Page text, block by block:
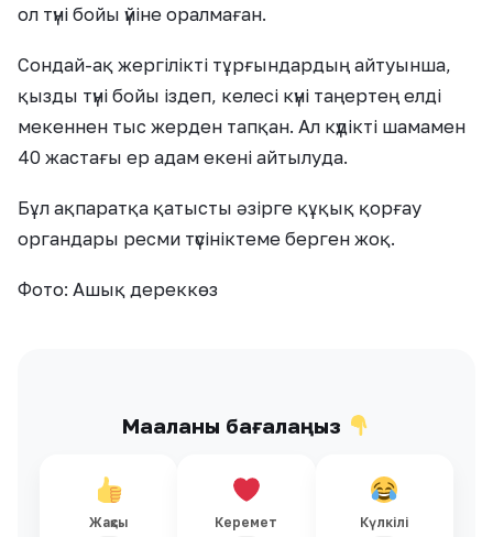
ол түні бойы үйіне оралмаған.
Сондай-ақ жергілікті тұрғындардың айтуынша,
қызды түні бойы іздеп, келесі күні таңертең елді
мекеннен тыс жерден тапқан. Ал күдікті шамамен
40 жастағы ер адам екені айтылуда.
Бұл ақпаратқа қатысты әзірге құқық қорғау
органдары ресми түсініктеме берген жоқ.
Фото: Ашық дереккөз
Мақаланы бағалаңыз
Жақсы Керемет Күлкілі